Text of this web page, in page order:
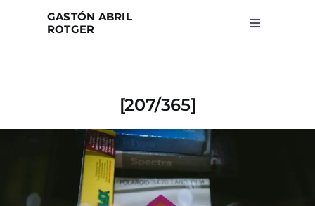
GASTÓN ABRIL
ROTGER
Toggle
About
[207/365]